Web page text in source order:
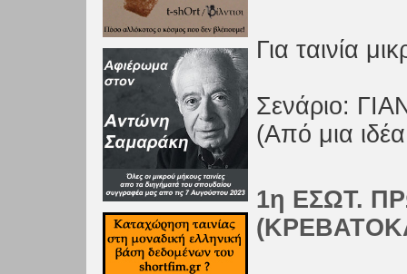
Για ταινία
Σενάριο:
(Από μια
1η ΕΣΩΤ.